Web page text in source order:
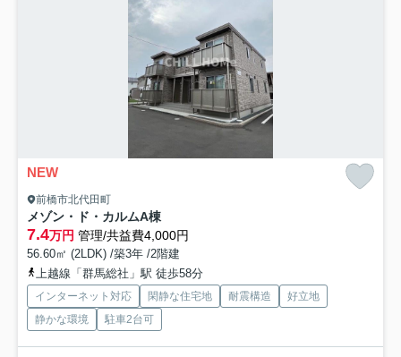
NEW
前橋市北代田町
メゾン・ド・カルムA棟
7.4万円 管理/共益費4,000円
56.60㎡ (2LDK) /築3年 /2階建
上越線「群馬総社」駅 徒歩58分
インターネット対応 閑静な住宅地 耐震構造
好立地
静かな環境
駐車2台可